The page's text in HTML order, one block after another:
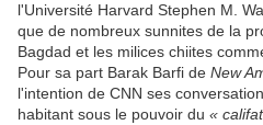
l'Université Harvard Stephen M.
que de nombreux sunnites de la
Bagdad et les milices chiites
Pour sa part Barak Barfi de New
l'intention de CNN ses
habitant sous le pouvoir du «